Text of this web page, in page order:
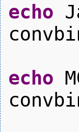
echo
echo